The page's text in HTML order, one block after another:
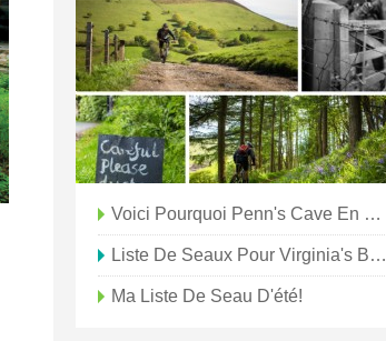
Voici Pourquoi Penn's Cave En Tête De Notre Liste De Seaux 2021
Liste De Seaux Pour Virginia's Blue Ridge
Ma Liste De Seau D'été!